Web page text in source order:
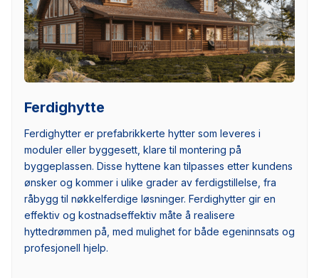
Ferdighytte
Ferdighytter er prefabrikkerte hytter som leveres i
moduler eller byggesett, klare til montering på
byggeplassen. Disse hyttene kan tilpasses etter kundens
ønsker og kommer i ulike grader av ferdigstillelse, fra
råbygg til nøkkelferdige løsninger. Ferdighytter gir en
effektiv og kostnadseffektiv måte å realisere
hyttedrømmen på, med mulighet for både egeninnsats og
profesjonell hjelp.